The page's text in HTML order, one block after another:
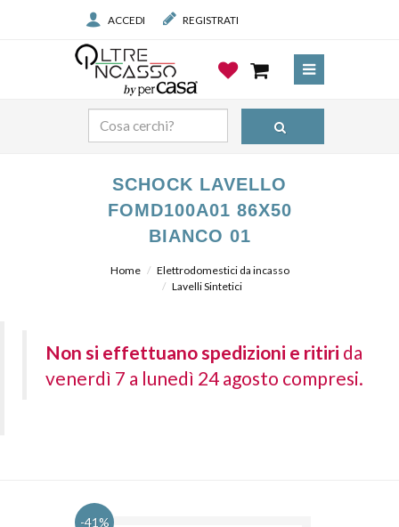
ACCEDI REGISTRATI
SCHOCK LAVELLO
FOMD100A01 86X50
BIANCO 01
Home
Elettrodomestici da incasso
Lavelli Sintetici
Non si effettuano spedizioni e ritiri da
venerdì 7 a lunedì 24 agosto compresi.
-41%